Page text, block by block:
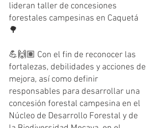
lideran taller de concesiones
forestales campesinas en Caquetá
🌳
💪🙌🏽 Con el fin de reconocer las
fortalezas, debilidades y acciones de
mejora, así como definir
responsables para desarrollar una
concesión forestal campesina en el
Núcleo de Desarrollo Forestal y de